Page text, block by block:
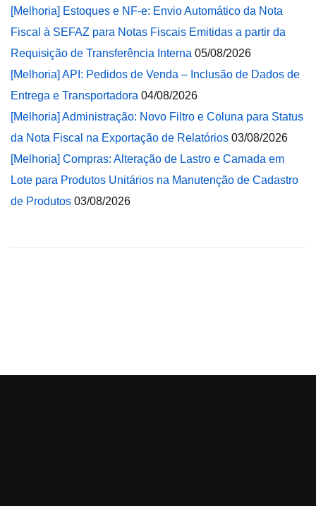
[Melhoria] Estoques e NF-e: Envio Automático da Nota
Fiscal à SEFAZ para Notas Fiscais Emitidas a partir da
Requisição de Transferência Interna 05/08/2026
[Melhoria] API: Pedidos de Venda – Inclusão de Dados de
Entrega e Transportadora 04/08/2026
[Melhoria] Administração: Novo Filtro e Coluna para Status
da Nota Fiscal na Exportação de Relatórios 03/08/2026
[Melhoria] Compras: Alteração de Lastro e Camada em
Lote para Produtos Unitários na Manutenção de Cadastro
de Produtos 03/08/2026